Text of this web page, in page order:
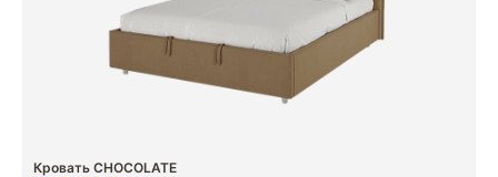
Кровать CHOCOLATE